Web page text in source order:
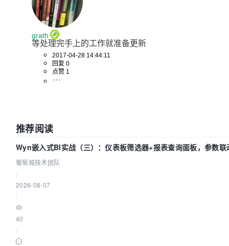
grath
等处理完手上的工作就准备更新
2017-04-28 14:44:11
回复 0
点赞 1
推荐阅读
Wyn嵌入式BI实战（三）：仪表板筛选器+报表查询面板，参数联
葡萄城技术团队
2026-08-07
40